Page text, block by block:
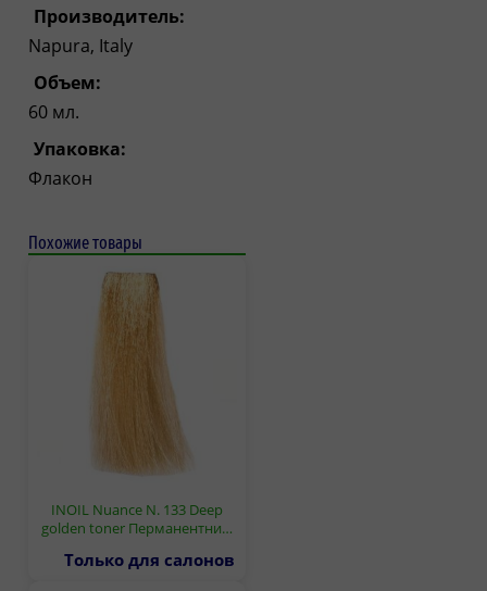
Производитель:
Napura, Italy
Объем:
60 мл.
Упаковка:
Флакон
Похожие товары
INOIL Nuance N. 133 Deep
golden toner Перманентни…
Только для салонов